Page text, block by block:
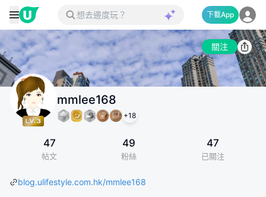
下載App
關注
mmlee168
+18
47
帖文
49
粉絲
47
已關注
blog.ulifestyle.com.hk/mmlee168